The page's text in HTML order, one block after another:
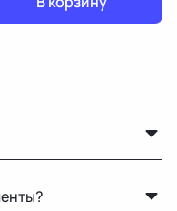
или имеет